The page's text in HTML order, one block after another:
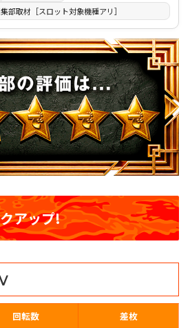
材［スロット対象機種アリ］
アップ!
回転数
差枚